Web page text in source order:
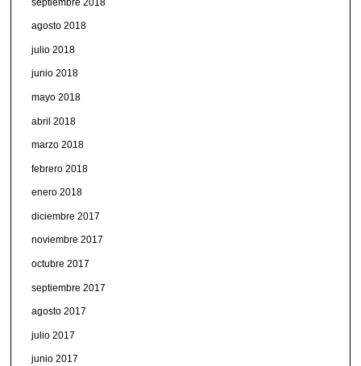
agosto 2018
julio 2018
junio 2018
mayo 2018
abril 2018
marzo 2018
febrero 2018
enero 2018
diciembre 2017
noviembre 2017
octubre 2017
septiembre 2017
agosto 2017
julio 2017
junio 2017